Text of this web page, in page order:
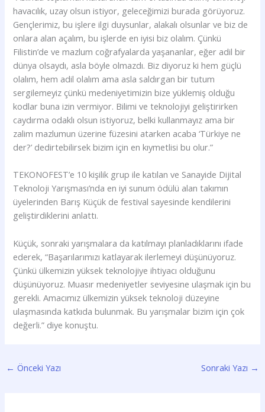
havacılık, uzay olsun istiyor, geleceğimizi burada görüyoruz.
Gençlerimiz, bu işlere ilgi duysunlar, alakalı olsunlar ve biz de
onlara alan açalım, bu işlerde en iyisi biz olalım. Çünkü
Filistin’de ve mazlum coğrafyalarda yaşananlar, eğer adil bir
dünya olsaydı, asla böyle olmazdı. Biz diyoruz ki hem güçlü
olalım, hem adil olalım ama asla saldırgan bir tutum
sergilemeyiz çünkü medeniyetimizin bize yüklemiş olduğu
kodlar buna izin vermiyor. Bilimi ve teknolojiyi geliştirirken
caydırma odaklı olsun istiyoruz, belki kullanmayız ama bir
zalim mazlumun üzerine füzesini atarken acaba ‘Türkiye ne
der?’ dedirtebilirsek bizim için en kıymetlisi bu olur.”
TEKONOFEST’e 10 kişilik grup ile katılan ve Sanayide Dijital
Teknoloji Yarışması’nda en iyi sunum ödülü alan takımın
üyelerinden Barış Küçük de festival sayesinde kendilerini
geliştirdiklerini anlattı.
Küçük, sonraki yarışmalara da katılmayı planladıklarını ifade
ederek, “Başarılarımızı katlayarak ilerlemeyi düşünüyoruz.
Çünkü ülkemizin yüksek teknolojiye ihtiyacı olduğunu
düşünüyoruz. Muasır medeniyetler seviyesine ulaşmak için bu
gerekli. Amacımız ülkemizin yüksek teknoloji düzeyine
ulaşmasında katkıda bulunmak. Bu yarışmalar bizim için çok
değerli.” diye konuştu.
← Önceki Yazı Sonraki Yazı →